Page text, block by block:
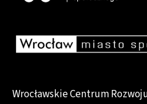
Wrocławskie Centrum